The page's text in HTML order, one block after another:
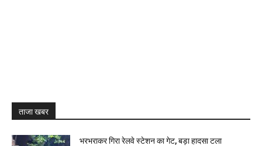
ताजा खबर
भरभराकर गिरा रेलवे स्टेशन का गेट, बड़ा हादसा टला